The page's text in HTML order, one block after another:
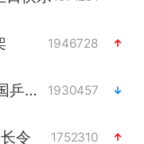
1946728
WTT横滨冠军赛女单四强国乒占三席 1930457
令 1752310